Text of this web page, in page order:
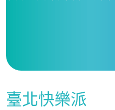
臺北快樂派